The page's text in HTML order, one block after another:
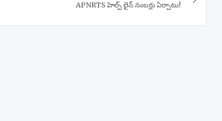
APNRTS హెల్ప్ లైన్ నంబర్లు ఏర్పాటు!